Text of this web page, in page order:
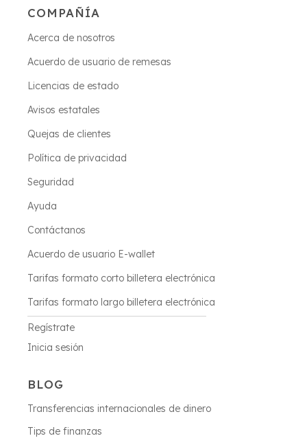
COMPAÑÍA
Acerca de nosotros
Acuerdo de usuario de remesas
Licencias de estado
Avisos estatales
Quejas de clientes
Política de privacidad
Seguridad
Ayuda
Contáctanos
Acuerdo de usuario E-wallet
Tarifas formato corto billetera electrónica
Tarifas formato largo billetera electrónica
Regístrate
Inicia sesión
BLOG
Transferencias internacionales de dinero
Tips de finanzas